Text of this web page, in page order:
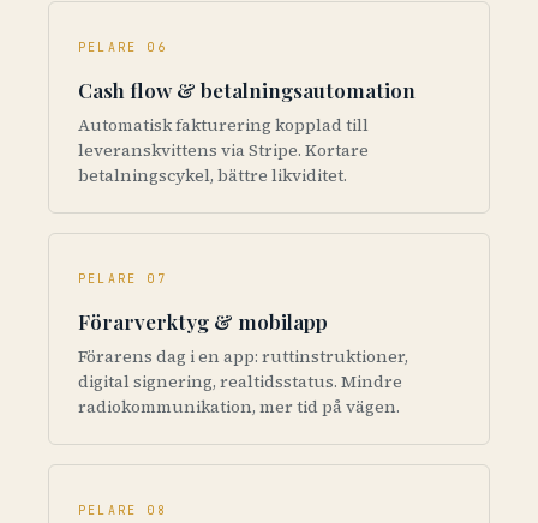
PELARE 06
Cash flow & betalningsautomation
Automatisk fakturering kopplad till
leveranskvittens via Stripe. Kortare
betalningscykel, bättre likviditet.
PELARE 07
Förarverktyg & mobilapp
Förarens dag i en app: ruttinstruktioner,
digital signering, realtidsstatus. Mindre
radiokommunikation, mer tid på vägen.
PELARE 08